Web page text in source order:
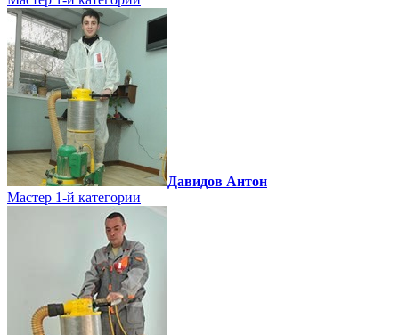
Давидов Антон
Мастер 1-й категории